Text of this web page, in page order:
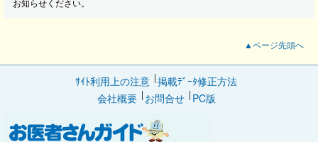
▲ページ先頭へ
ｻｲﾄ利用上の注意 掲載ﾃﾞｰﾀ修正方法
会社概要
お問合せ PC版